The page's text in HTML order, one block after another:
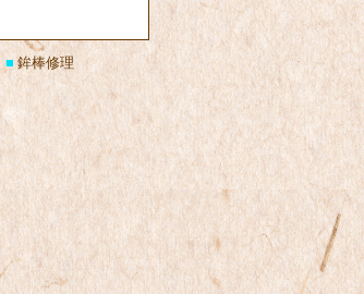
■鉾棒修理